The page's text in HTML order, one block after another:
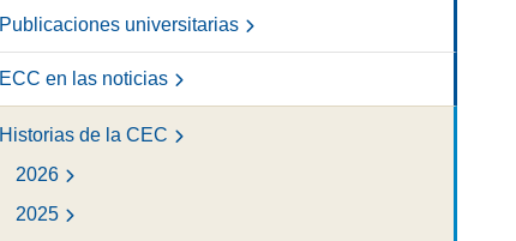
Publicaciones universitarias
ECC en las noticias
Historias de la CEC
2026
2025